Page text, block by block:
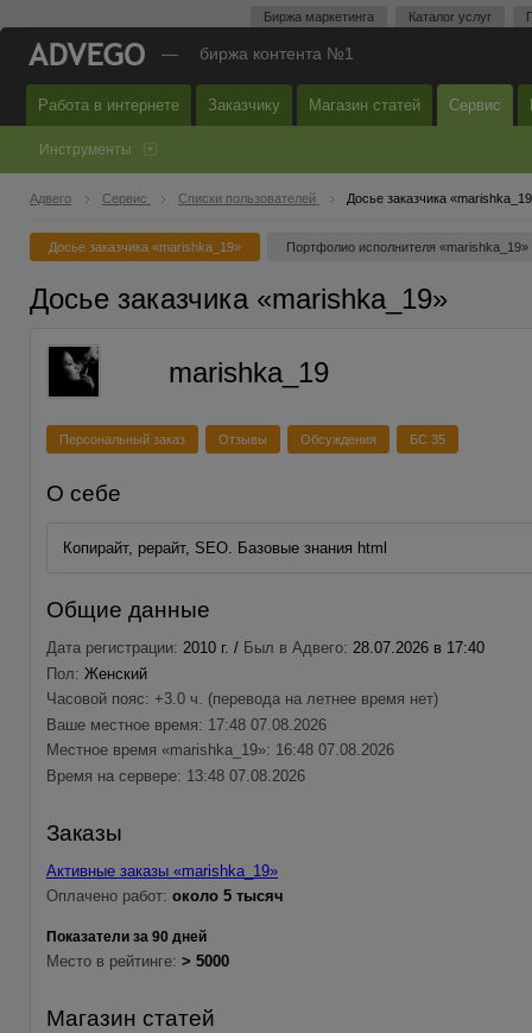
Биржа маркетинга Каталог услуг
— биржа контента №1
Работа в интернете Заказчику Магазин статей Сервис
Инструменты
Адвего Сервис Списки пользователей Досье заказчика
Досье заказчика «marishka_19» Портфолио исполнителя «marishka_19»
Досье заказчика «marishka_19»
marishka_19
Персональный заказ Отзывы Обсуждения БС 35
О себе
Копирайт, рерайт, SEO. Базовые знания html
Общие данные
Дата регистрации: 2010 г. / Был в Адвего: 28.07.2026 в 17:40
Пол: Женский
Часовой пояс: +3.0 ч. (перевода на летнее время нет)
Ваше местное время: 17:48 07.08.2026
Местное время «marishka_19»: 16:48 07.08.2026
Время на сервере: 13:48 07.08.2026
Заказы
Активные заказы «marishka_19»
Оплачено работ: около 5 тысяч
Показатели за 90 дней
Место в рейтинге: > 5000
Магазин статей